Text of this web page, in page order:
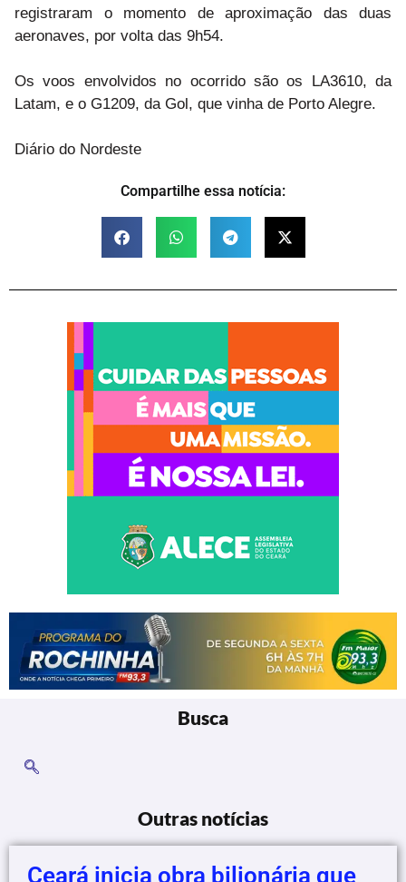
registraram o momento de aproximação das duas
aeronaves, por volta das 9h54.
Os voos envolvidos no ocorrido são os LA3610, da
Latam, e o G1209, da Gol, que vinha de Porto Alegre.
Diário do Nordeste
Compartilhe essa notícia:
Busca
Outras notícias
Ceará inicia obra bilionária que